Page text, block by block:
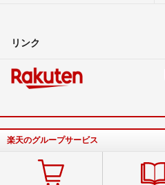
リンク
楽天のグループサービス